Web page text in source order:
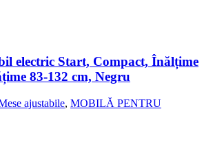
electric Start, Compact, Înălțime
83-132 cm, Negru
ajustabile, MOBILĂ PENTRU